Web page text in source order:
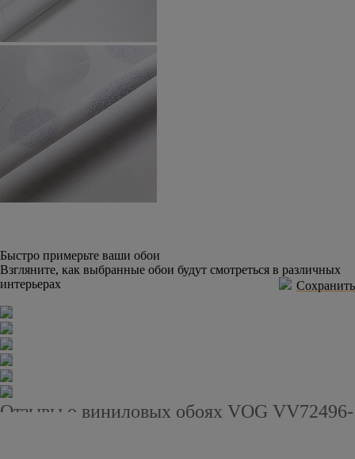
Быстро примерьте ваши обои
Взгляните, как выбранные обои будут смотреться в различных
интерьерах
Сохранить
Отзывы о виниловых обоях VOG VV72496-